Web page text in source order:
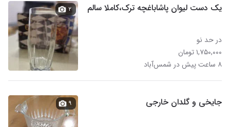
یک دست لیوان پاشاباغچه ترک،کاملا سالم
در حد نو
۱,۷۵۰,۰۰۰ تومان
۸ ساعت پیش در شمس‌آباد
۲
جایخی و گلدان خارجی ۹